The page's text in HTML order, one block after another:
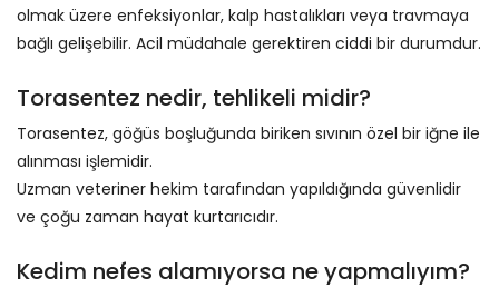
olmak üzere enfeksiyonlar, kalp hastalıkları veya travmaya
bağlı gelişebilir. Acil müdahale gerektiren ciddi bir durumdur.
Torasentez nedir, tehlikeli midir?
Torasentez, göğüs boşluğunda biriken sıvının özel bir iğne ile
alınması işlemidir.
Uzman veteriner hekim tarafından yapıldığında güvenlidir
ve çoğu zaman hayat kurtarıcıdır.
Kedim nefes alamıyorsa ne yapmalıyım?